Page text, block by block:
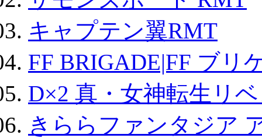
キャプテン翼RMT
FF BRIGADE|FF ブリ
D×2 真・女神転生リ
きららファンタジア